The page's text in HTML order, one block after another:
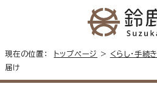
現在の位置： トップページ > くらし・手続き
届け